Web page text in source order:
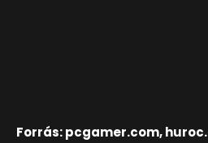
Forrás: pcgamer.com,